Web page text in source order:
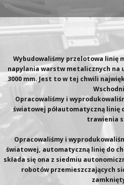
Wybudowaliśmy przelotowa linię
napylania warstw metalicznych na
3000 mm. Jest to w tej chwili
Opracowaliśmy i
światowej półautomatyczną linię
trawienia
Opracowaliśmy i
światowej, automatyczną linię do
składa się ona z siedmiu
robotów przemieszczających